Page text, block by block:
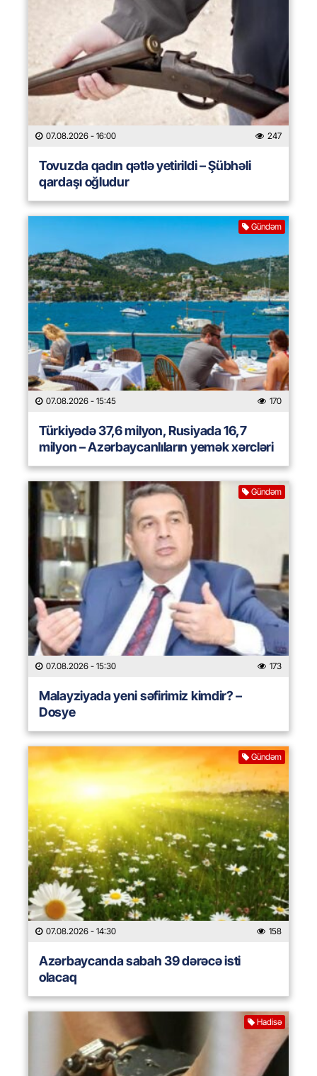
07.08.2026 - 16:00 247
Tovuzda qadın qətlə yetirildi – Şübhəli
qardaşı oğludur
Gündəm
07.08.2026 - 15:45 170
Türkiyədə 37,6 milyon, Rusiyada 16,7
milyon – Azərbaycanlıların yemək xərcləri
Gündəm
07.08.2026 - 15:30 173
Malayziyada yeni səfirimiz kimdir? –
Dosye
Gündəm
07.08.2026 - 14:30 158
Azərbaycanda sabah 39 dərəcə isti
olacaq
Hadisə